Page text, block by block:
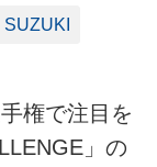
SUZUKI
権で注目を
」の